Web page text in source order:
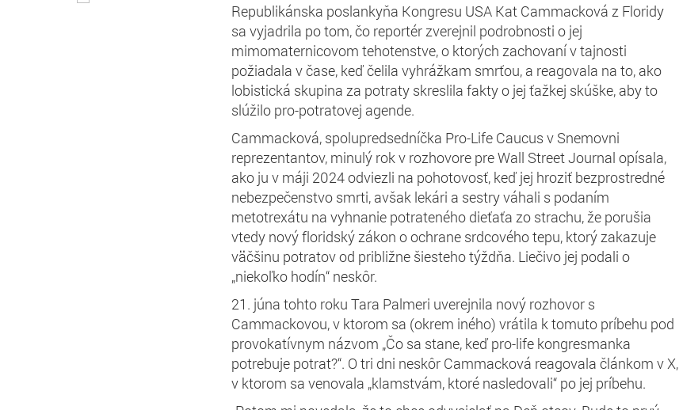
Republikánska poslankyňa Kongresu USA Kat Cammacková z Floridy
sa vyjadrila po tom, čo reportér zverejnil podrobnosti o jej
mimomaternicovom tehotenstve, o ktorých zachovaní v tajnosti
požiadala v čase, keď čelila vyhrážkam smrťou, a reagovala na to, ako
lobistická skupina za potraty skreslila fakty o jej ťažkej skúške, aby to
slúžilo pro-potratovej agende.
Cammacková, spolupredsedníčka Pro-Life Caucus v Snemovni
reprezentantov, minulý rok v rozhovore pre Wall Street Journal opísala,
ako ju v máji 2024 odviezli na pohotovosť, keď jej hroziť bezprostredné
nebezpečenstvo smrti, avšak lekári a sestry váhali s podaním
metotrexátu na vyhnanie potrateného dieťaťa zo strachu, že porušia
vtedy nový floridský zákon o ochrane srdcového tepu, ktorý zakazuje
väčšinu potratov od približne šiesteho týždňa. Liečivo jej podali o
„niekoľko hodín“ neskôr.
21. júna tohto roku Tara Palmeri uverejnila nový rozhovor s
Cammackovou, v ktorom sa (okrem iného) vrátila k tomuto príbehu pod
provokatívnym názvom „Čo sa stane, keď pro-life kongresmanka
potrebuje potrat?“. O tri dni neskôr Cammacková reagovala článkom v X,
v ktorom sa venovala „klamstvám, ktoré nasledovali“ po jej príbehu.